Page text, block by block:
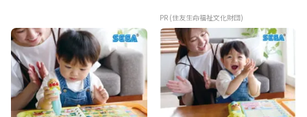
PR (住友生命福祉文化財団)